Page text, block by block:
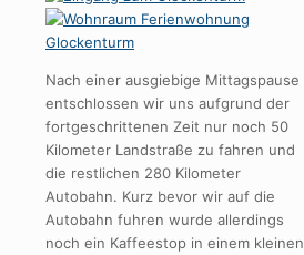
Nach einer ausgiebige Mittagspause
entschlossen wir uns aufgrund der
fortgeschrittenen Zeit nur noch 50
Kilometer Landstraße zu fahren und
die restlichen 280 Kilometer
Autobahn. Kurz bevor wir auf die
Autobahn fuhren wurde allerdings
noch ein Kaffeestop in einem kleinen